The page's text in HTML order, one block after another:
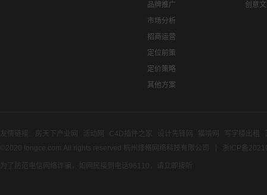
品牌推广
市场分析
招商运营
定位前策
定价策略
其他方案
创意
友情链接: 房天下产业网 活动网 C4D插件之家 设计先锋网 猫啃网 写字楼出租
©2020 fongce.com.All rights reserved 杭州烽格网络科技有限公司
浙ICP备
为了防范电信网络诈骗，如网民接到电话96110，请立即接听